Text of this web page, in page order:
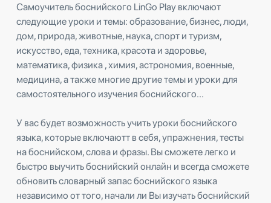
Самоучитель боснийского LinGo Play включают
следующие уроки и темы: образование, бизнес, люди,
дом, природа, животные, наука, спорт и туризм,
искусство, еда, техника, красота и здоровье,
математика, физика , химия, астрономия, военные,
медицина, а также многие другие темы и уроки для
самостоятельного изучения боснийского...
У вас будет возможность учить уроки боснийского
языка, которые включаютт в себя, упражнения, тесты
на боснийском, слова и фразы. Вы сможете легко и
быстро выучить боснийский онлайн и всегда сможете
обновить словарный запас боснийского языка
независимо от того, начали ли Вы изучать боснийский